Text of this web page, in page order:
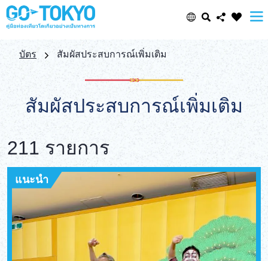
Select Language
日本語
ENGLISH
中文(简体)
中文(繁體/正體)
한글
Share this page
Email
บัตร สัมผัสประสบการณ์เพิ่มเติม
สัมผัสประสบการณ์เพิ่มเติม
211 รายการ
แนะนำ